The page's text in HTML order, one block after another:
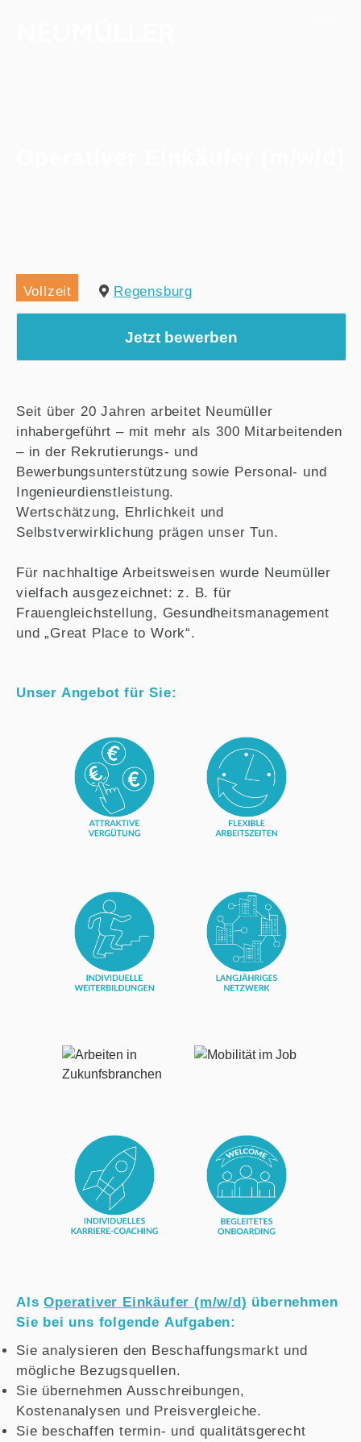
Vollzeit Regensburg
Jetzt bewerben
Seit über 20 Jahren arbeitet Neumüller
inhabergeführt – mit mehr als 300 Mitarbeitenden
– in der Rekrutierungs- und
Bewerbungsunterstützung sowie Personal- und
Ingenieurdienstleistung.
Wertschätzung, Ehrlichkeit und
Selbstverwirklichung prägen unser Tun.
Für nachhaltige Arbeitsweisen wurde Neumüller
vielfach ausgezeichnet: z. B. für
Frauengleichstellung, Gesundheitsmanagement
und „Great Place to Work“.
Unser Angebot für Sie:
AlsOperativer Einkäufer (m/w/d) übernehmen
Sie bei uns folgende Aufgaben:
Sie analysieren den Beschaffungsmarkt und
mögliche Bezugsquellen.
Sie übernehmen Ausschreibungen,
Kostenanalysen und Preisvergleiche.
Sie beschaffen termin- und qualitätsgerecht